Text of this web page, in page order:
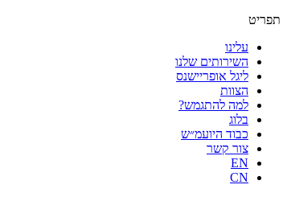
תפריט
עלינו
השירותים שלנו
ליגל אופריישנס
הצוות
למה להתגמש?
בלוג
כבוד היועמ״ש
צור קשר
EN
CN